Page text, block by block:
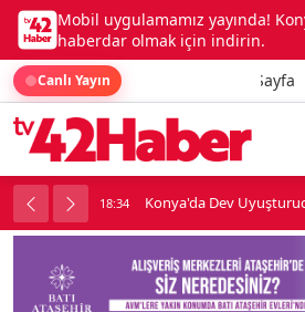
Mobil uygulamamız yayında!
haberdar olmak için indirin.
Canlı Yayın Ana Sayfa
18:34 Konya'da Dev